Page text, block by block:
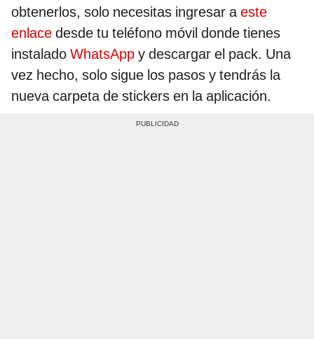
obtenerlos, solo necesitas ingresar aeste
enlace desde tu teléfono móvil donde tienes
instalado WhatsApp y descargar el pack. Una
vez hecho, solo sigue los pasos y tendrás la
nueva carpeta de stickers en la aplicación.